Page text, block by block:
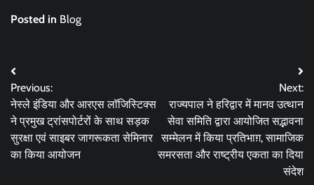
Posted in Blog
Post
navigation
Previous:
नेस्ले इंडिया और आरएस लॉजिस्टिक्स
ने प्रमुख ट्रांसपोर्टरों के साथ सड़क
सुरक्षा एवं साइबर जागरूकता सेमिनार
का किया आयोजन
Next:
राज्यपाल ने हरिद्वार में मानव उत्थान
सेवा समिति द्वारा आयोजित सद्भावना
सम्मेलन में किया प्रतिभाग़, सामाजिक
समरसता और राष्ट्रीय एकता का दिया
संदेश